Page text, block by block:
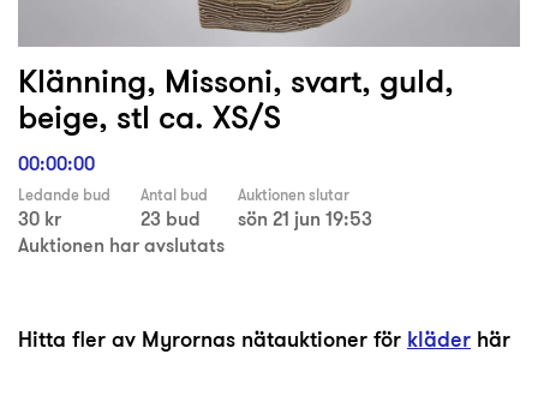
Klänning, Missoni, svart, guld,
beige, stl ca. XS/S
00:00:00
Ledande bud
30 kr
Antal bud
23 bud
Auktionen slutar
sön 21 jun 19:53
Auktionen har avslutats
Hitta fler av Myrornas nätauktioner för kläder här